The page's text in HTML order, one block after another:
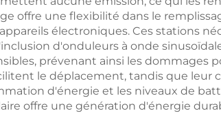
offre une flexibilité dans le
électroniques. Ces stations
d'onduleurs à onde
prévenant ainsi les dommages
le déplacement, tandis que leur
d'énergie et les niveaux de
offre une génération d'énergie